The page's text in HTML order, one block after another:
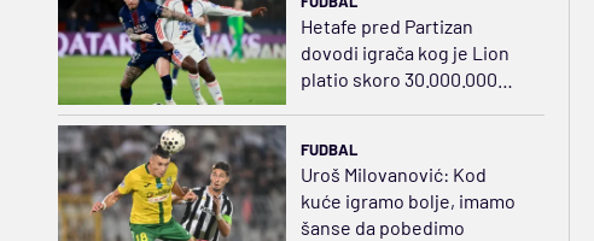
Hetafe pred Partizan
dovodi igrača kog je Lion
platio skoro 30.000.000
FUDBAL
Uroš Milovanović: Kod
kuće igramo bolje, imamo
šanse da pobedimo